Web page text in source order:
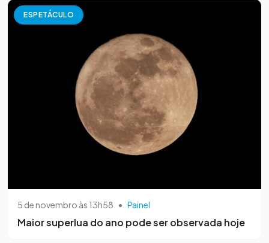
ESPETÁCULO
5 de novembro às 13h58 • Painel
Maior superlua do ano pode ser observada hoje